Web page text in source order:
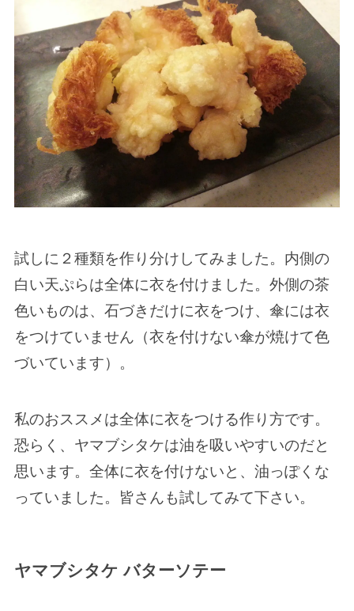
試しに２種類を作り分けしてみました。内側の
白い天ぷらは全体に衣を付けました。外側の茶
色いものは、石づきだけに衣をつけ、傘には衣
をつけていません（衣を付けない傘が焼けて色
づいています）。
私のおススメは全体に衣をつける作り方です。
恐らく、ヤマブシタケは油を吸いやすいのだと
思います。全体に衣を付けないと、油っぽくな
っていました。皆さんも試してみて下さい。
ヤマブシタケ バターソテー